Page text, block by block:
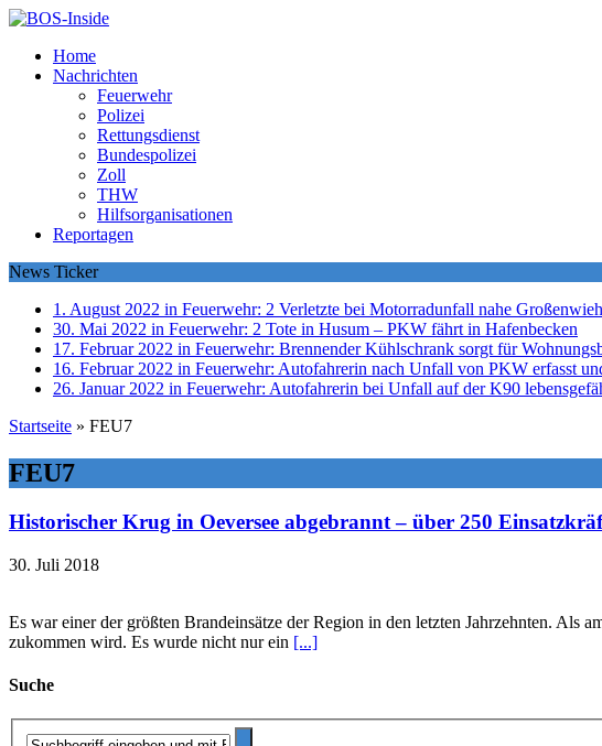
Home
Nachrichten
Feuerwehr
Polizei
Rettungsdienst
Bundespolizei
Zoll
THW
Hilfsorganisationen
Reportagen
News Ticker
1. August 2022 in Feuerwehr: 2 Verletzte bei Motorradunfall nahe
30. Mai 2022 in Feuerwehr: 2 Tote in Husum – PKW fährt in Hafenbecken
17. Februar 2022 in Feuerwehr: Brennender Kühlschrank sorgt für
16. Februar 2022 in Feuerwehr: Autofahrerin nach Unfall von PKW erfasst
26. Januar 2022 in Feuerwehr: Autofahrerin bei Unfall auf der K90
Startseite » FEU7
FEU7
Historischer Krug in Oeversee abgebrannt – über 250
30. Juli 2018
Es war einer der größten Brandeinsätze der Region in den letzten Jahrzehnten. Als
zukommen wird. Es wurde nicht nur ein [...]
Suche